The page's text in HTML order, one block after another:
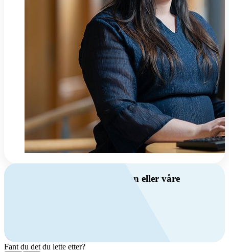
Har du spørsmål om ventilasjon eller våre
Kontakt oss
Fant du det du lette etter?